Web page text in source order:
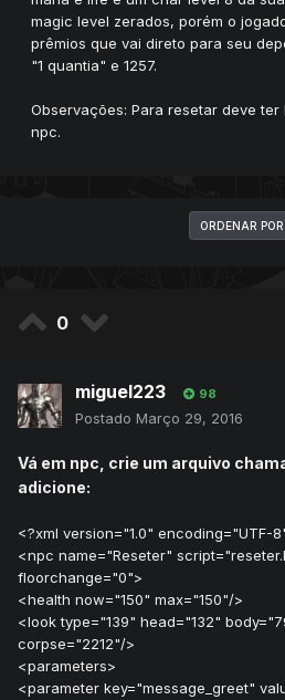
magic level zerados, porém o
prêmios que vai direto para seu
"1 quantia" e 1257.
Observações: Para resetar deve ter
npc.
ORDENAR
0
miguel223 98
Postado Março 29, 2016
Vá em npc, crie um arquivo
adicione:
<?xml version="1.0" encoding="UTF-
<npc name="Reseter"
floorchange="0">
<health now="150" max="150"/>
<look type="139" head="132"
corpse="2212"/>
<parameters>
<parameter key="message_greet"